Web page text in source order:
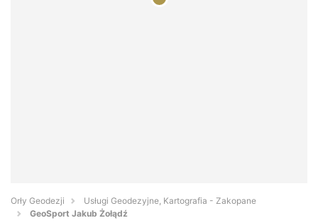
Orły Geodezji
Usługi Geodezyjne, Kartografia - Zakopane
GeoSport Jakub Żołądź